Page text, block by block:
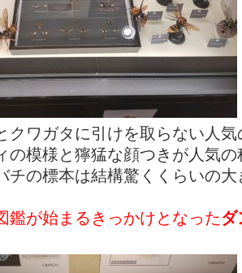
クワガタに引けを取らない人
の模様と獰猛な顔つきが人気
チの標本は結構驚くくらいの
鑑が始まるきっかけとなったダ